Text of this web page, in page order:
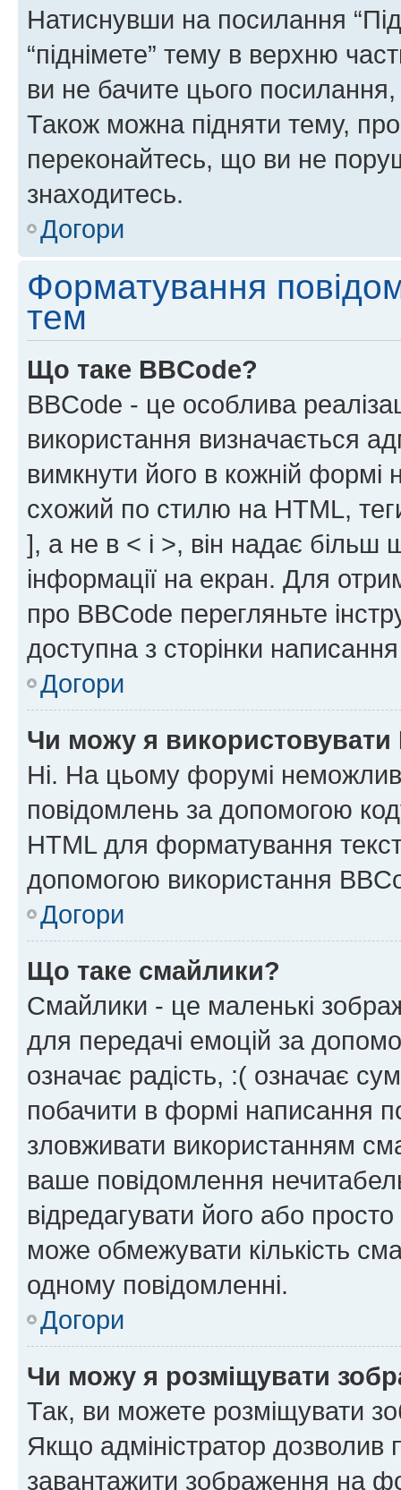
Натиснувши на посилання
“піднімете” тему в верхню
ви не бачите цього
Також можна підняти тему,
переконайтесь, що ви не
знаходитесь.
Догори
Форматування
тем
Що таке BBCode?
BBCode - це особлива
використання визначається
вимкнути його в кожній
схожий по стилю на HTML,
], а не в < і >, він надає більш
інформації на екран. Для
про BBCode перегляньте
доступна з сторінки
Догори
Чи можу я використовувати
Ні. На цьому форумі
повідомлень за допомогою
HTML для форматування
допомогою використання
Догори
Що таке смайлики?
Смайлики - це маленькі
для передачі емоцій за
означає радість, :( означає
побачити в формі написання
зловживати використанням
ваше повідомлення
відредагувати його або
може обмежувати кількість
одному повідомленні.
Догори
Чи можу я розміщувати
Так, ви можете розміщувати
Якщо адміністратор
завантажити зображення на